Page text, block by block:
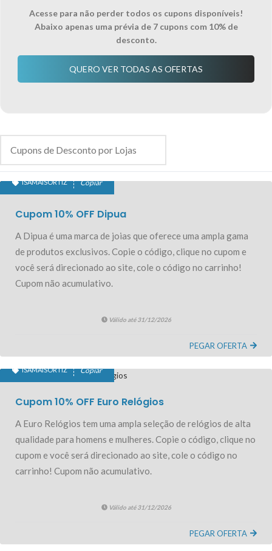
Acesse para não perder todos os cupons disponíveis!
Abaixo apenas uma prévia de 7 cupons com 10% de
desconto.
QUERO VER TODAS AS OFERTAS
10% OFF EXCLUSIVO
ISAMAISORTIZ Copiar
Cupom 10% OFF Dipua
A Dipua é uma marca de joias que oferece uma ampla gama
de produtos exclusivos. Copie o código, clique no cupom e
você será direcionado ao site, cole o código no carrinho!
Cupom não acumulativo.
Válido até 31/12/2026
PEGAR OFERTA
10% OFF EXCLUSIVO
ISAMAISORTIZ Copiar
Cupom 10% OFF Euro Relógios
A Euro Relógios tem uma ampla seleção de relógios de alta
qualidade para homens e mulheres. Copie o código, clique no
cupom e você será direcionado ao site, cole o código no
carrinho! Cupom não acumulativo.
Válido até 31/12/2026
PEGAR OFERTA